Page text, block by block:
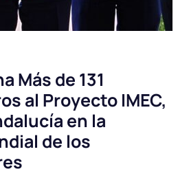
Más de 131
al Proyecto IMEC,
en la
de los